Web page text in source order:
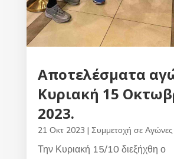
Αποτελέσματα
Κυριακή 15
2023.
21 Οκτ 2023 | Συμμετοχή σε Αγώνες
Την Κυριακή 15/10 διεξήχθη ο